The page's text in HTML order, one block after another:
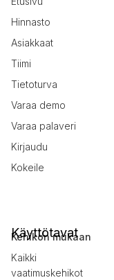
Hinnasto
Asiakkaat
Tiimi
Tietoturva
Varaa demo
Varaa palaveri
Kirjaudu
Kokeile
Käyttötavat
Kehikon mukaan
Kaikki
vaatimuskehikot